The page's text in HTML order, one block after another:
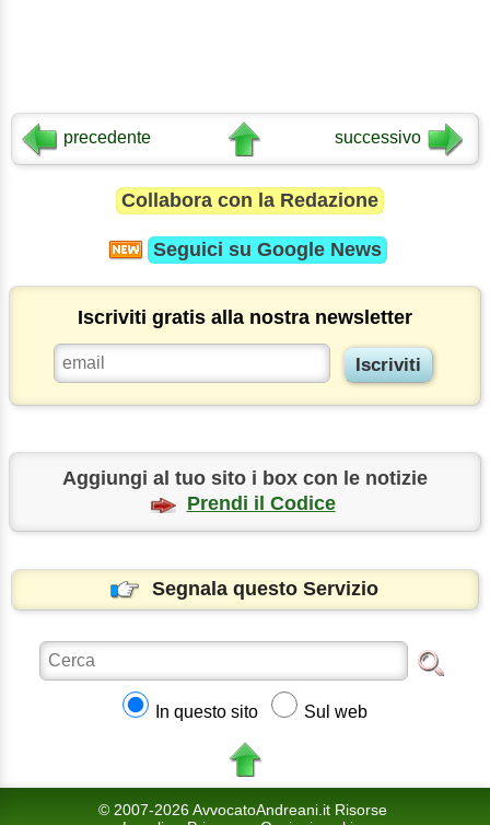
precedente successivo
Collabora con la Redazione
Seguici su Google News
Iscriviti gratis alla nostra newsletter
Aggiungi al tuo sito i box con le notizie
Prendi il Codice
Segnala questo Servizio
In questo sito Sul web
© 2007-2026 AvvocatoAndreani.it Risorse